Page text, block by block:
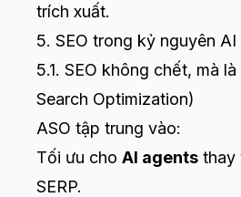
trích xuất.
5. SEO trong kỷ nguyên
5.1. SEO không chết, mà
Search Optimization)
ASO tập trung vào:
Tối ưu cho AI agents thay
SERP.